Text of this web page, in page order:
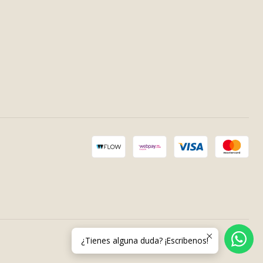
¿Tienes alguna duda? ¡Escribenos!